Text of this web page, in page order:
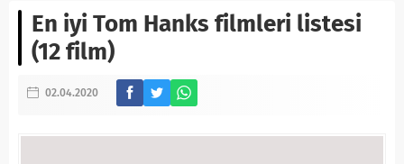
En iyi Tom Hanks filmleri listesi
(12 film)
02.04.2020